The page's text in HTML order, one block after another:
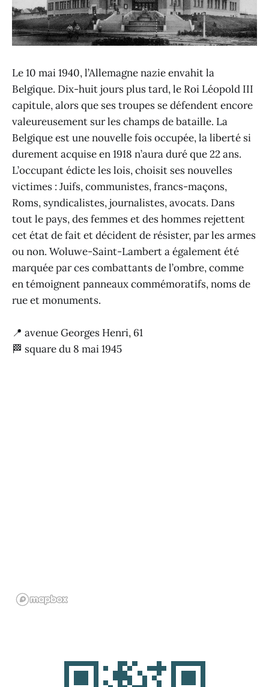
Le 10 mai 1940, l’Allemagne nazie envahit la
Belgique. Dix-huit jours plus tard, le Roi Léopold III
capitule, alors que ses troupes se défendent encore
valeureusement sur les champs de bataille. La
Belgique est une nouvelle fois occupée, la liberté si
durement acquise en 1918 n’aura duré que 22 ans.
L’occupant édicte les lois, choisit ses nouvelles
victimes : Juifs, communistes, francs-maçons,
Roms, syndicalistes, journalistes, avocats. Dans
tout le pays, des femmes et des hommes rejettent
cet état de fait et décident de résister, par les armes
ou non. Woluwe-Saint-Lambert a également été
marquée par ces combattants de l’ombre, comme
en témoignent panneaux commémoratifs, noms de
rue et monuments.
📍 avenue Georges Henri, 61
🏁 square du 8 mai 1945